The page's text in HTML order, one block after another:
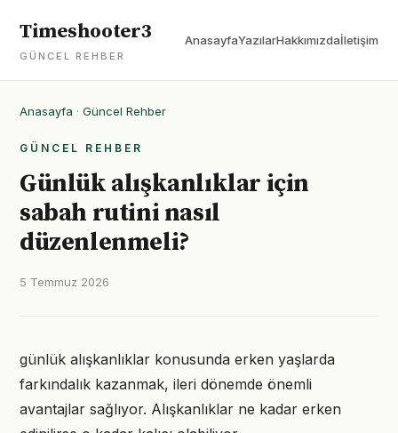
Timeshooter3
GÜNCEL REHBER
AnasayfaYazılarHakkımızdaİletişim
Anasayfa · Güncel Rehber
GÜNCEL REHBER
Günlük alışkanlıklar için
sabah rutini nasıl
düzenlenmeli?
5 Temmuz 2026
günlük alışkanlıklar konusunda erken yaşlarda
farkındalık kazanmak, ileri dönemde önemli
avantajlar sağlıyor. Alışkanlıklar ne kadar erken